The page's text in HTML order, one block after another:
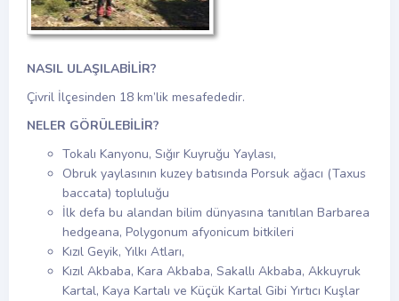
NASIL ULAŞILABİLİR?
Çivril İlçesinden 18 km’lik mesafededir.
NELER GÖRÜLEBİLİR?
Tokalı Kanyonu, Sığır Kuyruğu Yaylası,
Obruk yaylasının kuzey batısında Porsuk ağacı (Taxus
baccata) topluluğu
İlk defa bu alandan bilim dünyasına tanıtılan Barbarea
hedgeana, Polygonum afyonicum bitkileri
Kızıl Geyik, Yılkı Atları,
Kızıl Akbaba, Kara Akbaba, Sakallı Akbaba, Akkuyruk
Kartal, Kaya Kartalı ve Küçük Kartal Gibi Yırtıcı Kuşlar